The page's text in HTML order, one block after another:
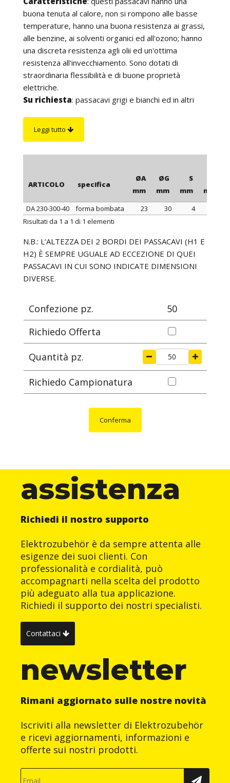
buona tenuta al calore, non si rompono alle basse
temperature, hanno una buona resistenza ai grassi,
alle benzine, ai solventi organici ed all'ozono; hanno
una discreta resistenza agli olii ed un'ottima
resistenza all'invecchiamento. Sono dotati di
straordinaria flessibilità e di buone proprietà
elettriche.
Su richiesta: passacavi grigi e bianchi ed in altri
Leggi tutto
ARTICOLO specifica
ØA
mm
ØG
mm
S
mm
mm
ARTICOLO specifica
DA 230-300-40 forma bombata 23 30 4
Risultati da 1 a 1 di 1 elementi
N.B.: L’ALTEZZA DEI 2 BORDI DEI PASSACAVI (H1 E
H2) È SEMPRE UGUALE AD ECCEZIONE DI QUEI
PASSACAVI IN CUI SONO INDICATE DIMENSIONI
DIVERSE.
Confezione pz.
50
Richiedo Offerta
Quantità pz.
Richiedo Campionatura
Conferma
assistenza
Richiedi il nostro supporto
Elektrozubehör è da sempre attenta alle
esigenze dei suoi clienti. Con
professionalità e cordialità, può
accompagnarti nella scelta del prodotto
più adeguato alla tua applicazione.
Richiedi il supporto dei nostri specialisti.
Contattaci
newsletter
Rimani aggiornato sulle nostre novità
Iscriviti alla newsletter di Elektrozubehör
e ricevi aggiornamenti, informazioni e
offerte sui nostri prodotti.